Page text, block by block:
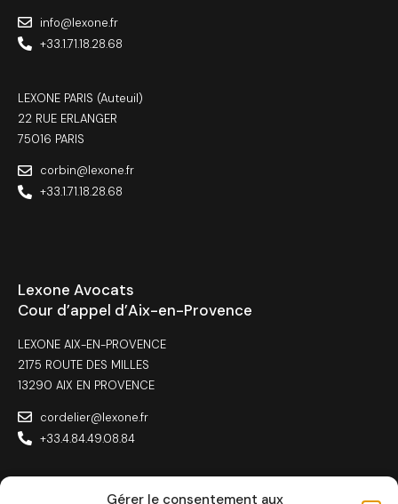
Gérer le consentement aux
info@lexone.fr
+33.1.71.18.28.68
LEXONE PARIS (Auteuil)
22 RUE ERLANGER
75016 PARIS
corbin@lexone.fr
+33.1.71.18.28.68
Lexone Avocats
Cour d’appel d’Aix-en-Provence
LEXONE AIX-EN-PROVENCE
2175 ROUTE DES MILLES
13290 AIX EN PROVENCE
cordelier@lexone.fr
+33.4.84.49.08.84